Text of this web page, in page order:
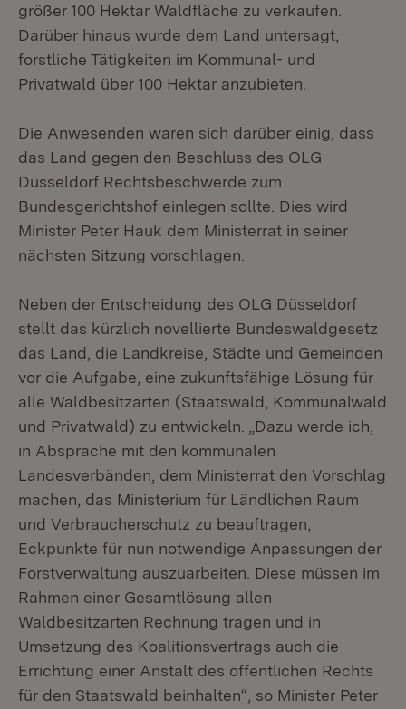
größer 100 Hektar Waldfläche zu verkaufen.
Darüber hinaus wurde dem Land untersagt,
forstliche Tätigkeiten im Kommunal- und
Privatwald über 100 Hektar anzubieten.
Die Anwesenden waren sich darüber einig, dass
das Land gegen den Beschluss des OLG
Düsseldorf Rechtsbeschwerde zum
Bundesgerichtshof einlegen sollte. Dies wird
Minister Peter Hauk dem Ministerrat in seiner
nächsten Sitzung vorschlagen.
Neben der Entscheidung des OLG Düsseldorf
stellt das kürzlich novellierte Bundeswaldgesetz
das Land, die Landkreise, Städte und Gemeinden
vor die Aufgabe, eine zukunftsfähige Lösung für
alle Waldbesitzarten (Staatswald, Kommunalwald
und Privatwald) zu entwickeln. „Dazu werde ich,
in Absprache mit den kommunalen
Landesverbänden, dem Ministerrat den Vorschlag
machen, das Ministerium für Ländlichen Raum
und Verbraucherschutz zu beauftragen,
Eckpunkte für nun notwendige Anpassungen der
Forstverwaltung auszuarbeiten. Diese müssen im
Rahmen einer Gesamtlösung allen
Waldbesitzarten Rechnung tragen und in
Umsetzung des Koalitionsvertrags auch die
Errichtung einer Anstalt des öffentlichen Rechts
für den Staatswald beinhalten“, so Minister Peter